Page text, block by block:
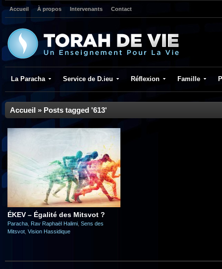
Accueil À propos Intervenants Contact
La Paracha Service de D.ieu Réflexion Famille
Accueil » Posts tagged '613'
ÉKEV – Égalité des Mitsvot ?
Paracha Rav Raphaël Halimi Sens des
Mitsvot Vision Hassidique